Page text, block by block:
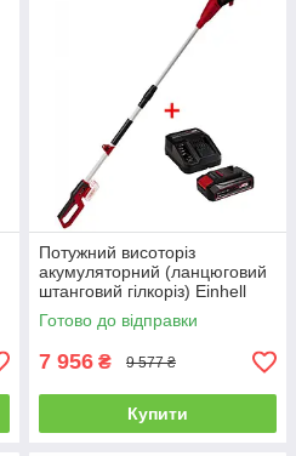
Потужний висоторіз
акумуляторний (ланцюговий
штанговий гілкоріз) Einhell
GC-LC 18/20 Li T-Solo +
2.5Ah акум і зарядка
(3410581)
Готово до відправки
7 956 ₴ 9 577 ₴
Купити